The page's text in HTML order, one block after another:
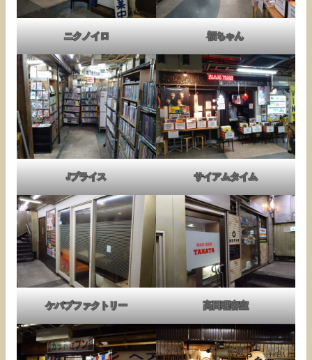
ニクノイロ 福ちゃん
Jプライス サイアムタイム
ケバブファクトリー 高田理容室